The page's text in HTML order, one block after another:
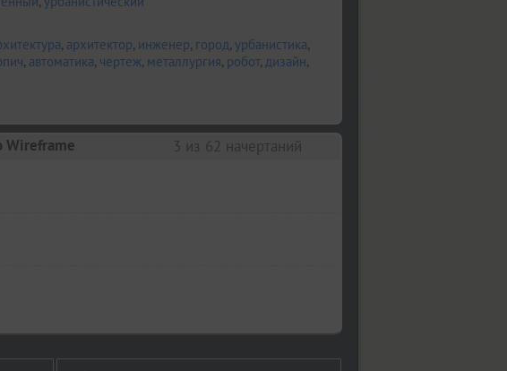
, архитектор, инженер, город, урбанистика,
, автоматика, чертеж, металлургия, робот, дизайн,
Wireframe 3 из 62 начертаний